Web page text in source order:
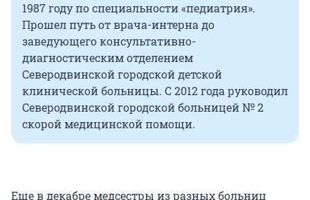
1987 году по специальности «педиатрия».
Прошел путь от врача-интерна до
заведующего консультативно-
диагностическим отделением
Северодвинской городской детской
клинической больницы. С 2012 года руководил
Северодвинской городской больницей № 2
скорой медицинской помощи.
Еще в декабре медсестры из разных больниц